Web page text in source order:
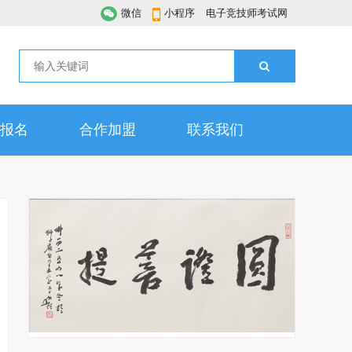
微信 小程序 电子竞技师考试网
名 合作加盟 联系我们